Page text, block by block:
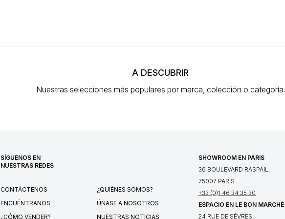
A DESCUBRIR
Nuestras selecciones más populares por marca, colección o categoría.
SÍGUENOS EN
NUESTRAS REDES
CONTÁCTENOS
ENCUÉNTRANOS
¿CÓMO VENDER?
¿QUIÉNES SOMOS?
ÚNASE A NOSOTROS
NUESTRAS NOTICIAS
SHOWROOM EN PARIS
36 BOULEVARD RASPAIL,
75007 PARIS
+33 (0)1 46 34 35 30
ESPACIO EN LE BON MARCHÉ
24 RUE DE SÈVRES,